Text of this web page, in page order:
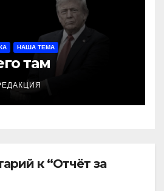
НАША ТЕМА
там
к “Отчёт за